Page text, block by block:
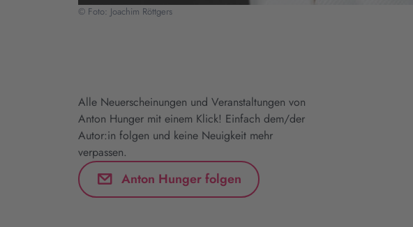
© Foto: Joachim Röttgers
Alle Neuerscheinungen und Veranstaltungen von
Anton Hunger mit einem Klick! Einfach dem/der
Autor:in folgen und keine Neuigkeit mehr
verpassen.
Anton Hunger folgen